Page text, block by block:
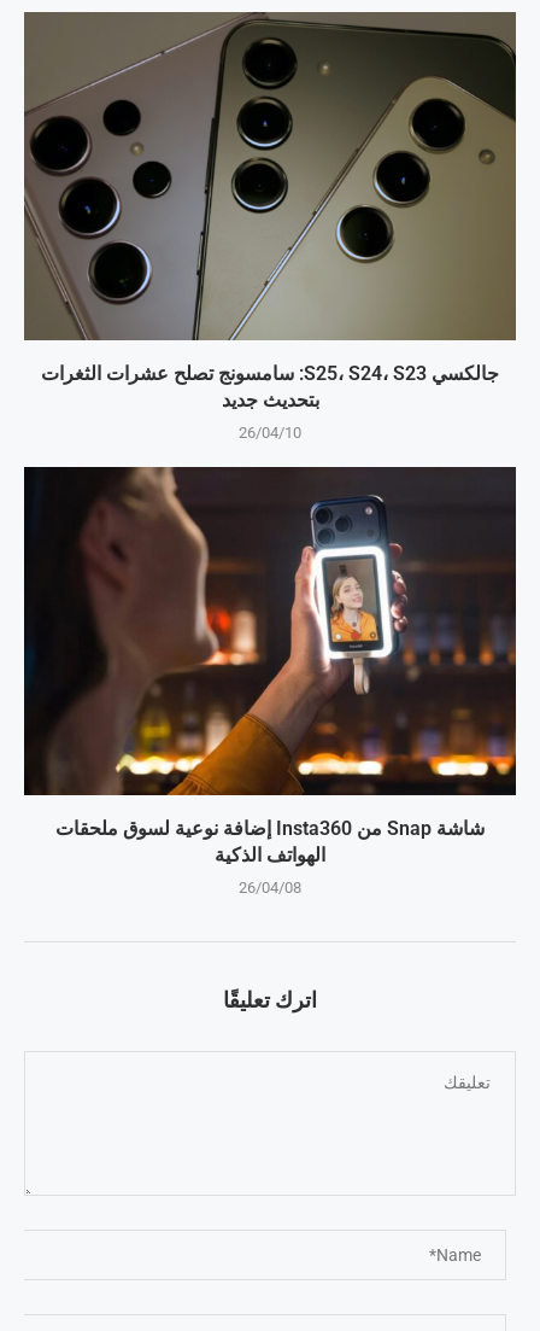
جالكسي S25، S24، S23: سامسونج تصلح عشرات الثغرات
بتحديث جديد
26/04/10
شاشة Snap من Insta360 إضافة نوعية لسوق ملحقات
الهواتف الذكية
26/04/08
اترك تعليقًا